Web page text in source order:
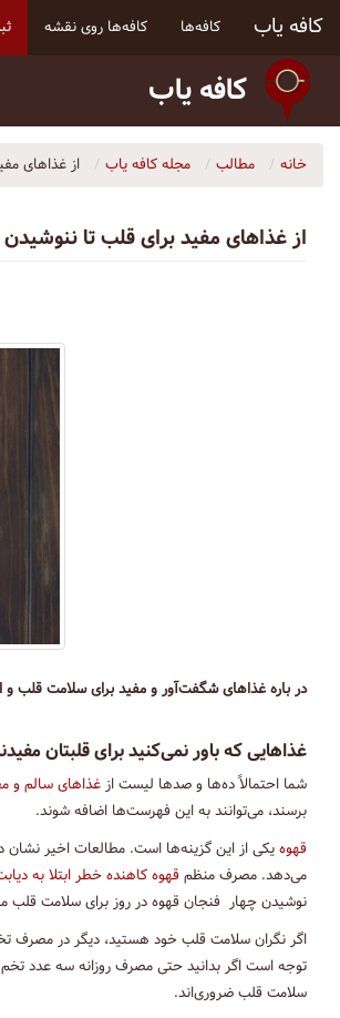
کافه یاب کافه‌ها کافه‌ها روی نقشه
کافه یاب
خانه مطالب مجله کافه یاب از غذاهای
از غذاهای مفید برای قلب تا
در باره غذاهای شگفت‌آور و مفید برای سلامت قلب و
غذاهایی که باور نمی‌کنید برای قلبتان
شما احتمالاً ده‌ها و صدها لیست ازغذاهای سالم و
برسند، می‌توانند به این فهرست‌ها اضافه شوند.
قهوه
می‌دهد. مصرف منظم قهوه کاهنده خطر ابتلا به
نوشیدن چهار فنجان قهوه در روز برای سلامت قلب
اگر نگران سلامت قلب خود هستید، دیگر در مصرف
سلامت قلب ضروری‌اند.